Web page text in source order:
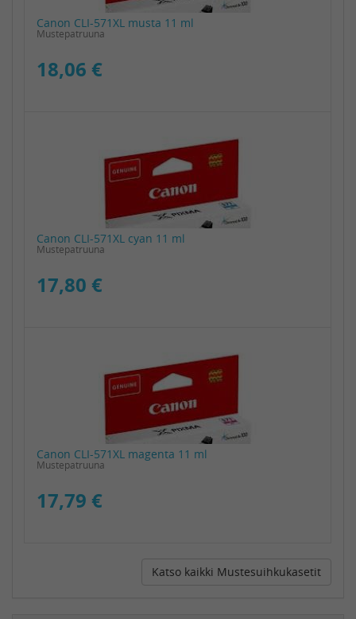
Canon CLI-571XL musta 11 ml
Mustepatruuna
18,06 €
Canon CLI-571XL cyan 11 ml
Mustepatruuna
17,80 €
Canon CLI-571XL magenta 11 ml
Mustepatruuna
17,79 €
Katso kaikki Mustesuihkukasetit